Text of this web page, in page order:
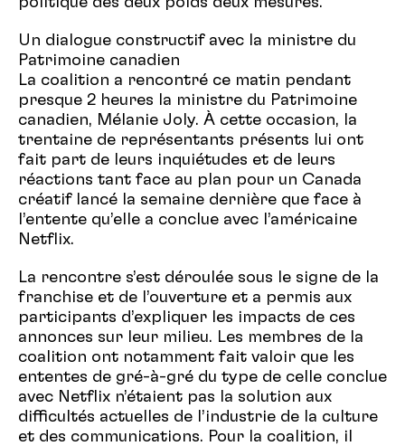
Un dialogue constructif avec la ministre du
Patrimoine canadien
La coalition a rencontré ce matin pendant
presque 2 heures la ministre du Patrimoine
canadien, Mélanie Joly. À cette occasion, la
trentaine de représentants présents lui ont
fait part de leurs inquiétudes et de leurs
réactions tant face au plan pour un Canada
créatif lancé la semaine dernière que face à
l’entente qu’elle a conclue avec l’américaine
Netflix.
La rencontre s’est déroulée sous le signe de la
franchise et de l’ouverture et a permis aux
participants d’expliquer les impacts de ces
annonces sur leur milieu. Les membres de la
coalition ont notamment fait valoir que les
ententes de gré-à-gré du type de celle conclue
avec Netflix n’étaient pas la solution aux
difficultés actuelles de l’industrie de la culture
et des communications. Pour la coalition, il